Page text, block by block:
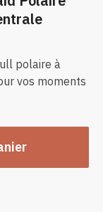
polaire à
vos moments